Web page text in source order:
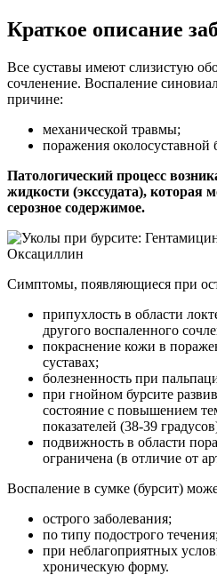
Краткое описание
Все суставы имеют слизистую
сочленение. Воспаление
причине:
механической травмы;
поражения
Патологический процесс
жидкости (экссудата), которая
серозное содержимое.
Симптомы, появляющиеся при
припухлость в области
другого воспаленного
покраснение кожи в
суставах;
болезненность при
при гнойном бурсите
состояние с повышением
показателей (38-39
подвижность в области
ограничена (в отличие от
Воспаление в сумке (бурсит)
острого заболевания;
по типу подострого течения;
при неблагоприятных
хроническую форму.